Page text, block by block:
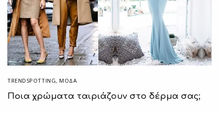
TRENDSPOTTING, ΜΟΔΑ
Ποια χρώματα ταιριάζουν στο δέρμα σας;